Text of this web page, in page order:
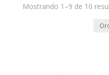
Mostrando 1–9 de 10